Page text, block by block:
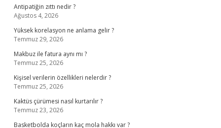
Antipatiğin zıttı nedir ?
Ağustos 4, 2026
Yüksek korelasyon ne anlama gelir ?
Temmuz 29, 2026
Makbuz ile fatura aynı mı ?
Temmuz 25, 2026
Kişisel verilerin özellikleri nelerdir ?
Temmuz 25, 2026
Kaktüs çürümesi nasıl kurtarılır ?
Temmuz 23, 2026
Basketbolda koçların kaç mola hakkı var ?